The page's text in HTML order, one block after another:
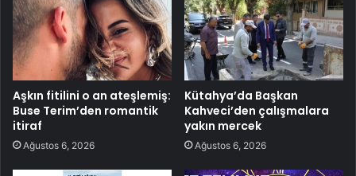
Aşkın fitilini o an ateşlemiş:
Buse Terim’den romantik
itiraf
Ağustos 6, 2026
Kütahya’da Başkan
Kahveci’den çalışmalara
yakın mercek
Ağustos 6, 2026